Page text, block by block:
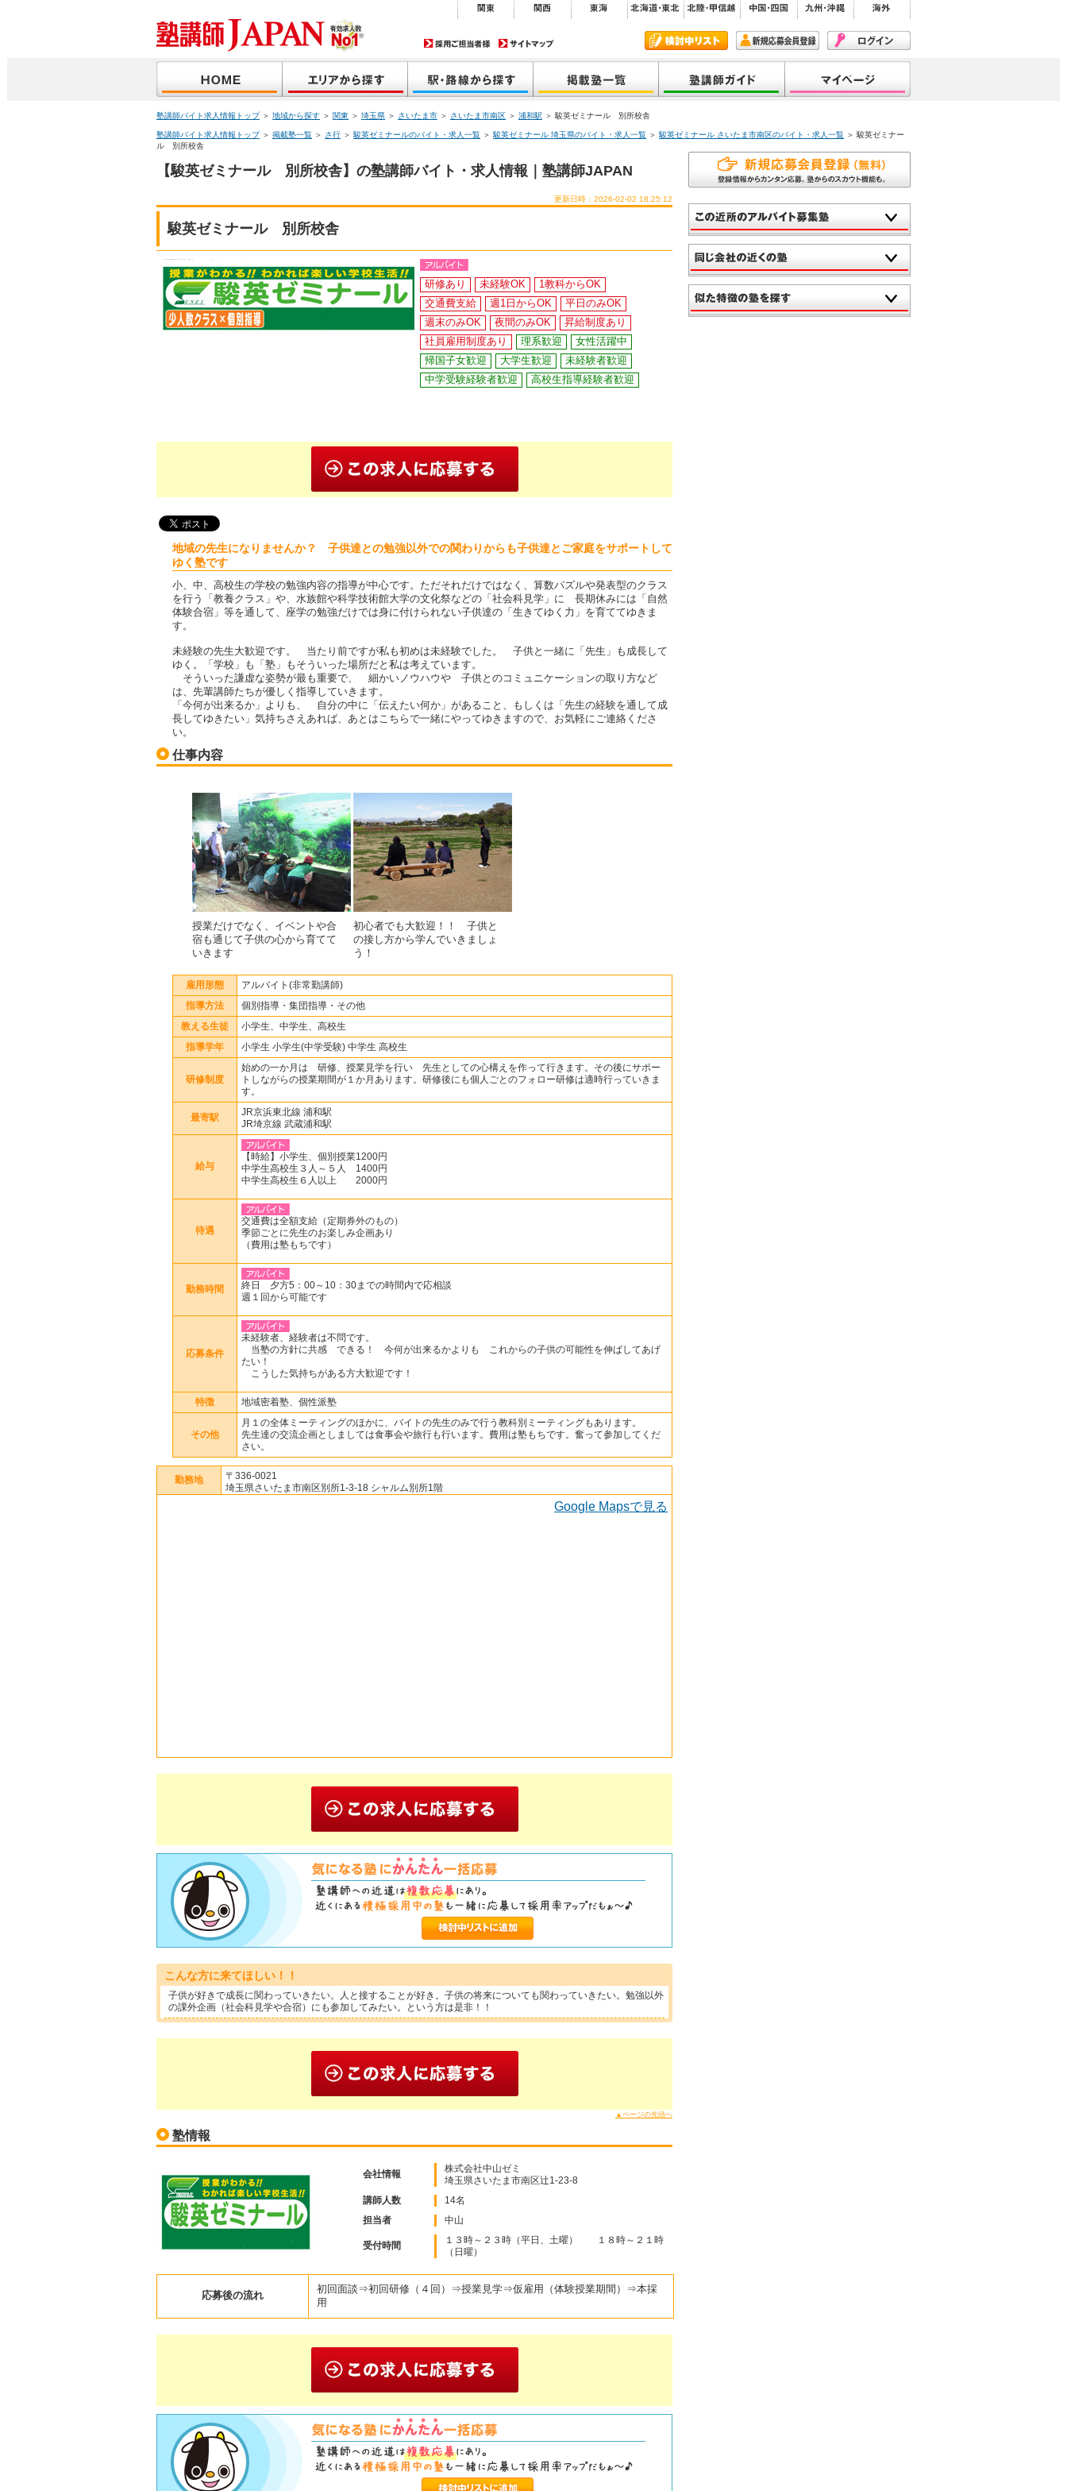
塾講師バイト求人情報トップ＞ 地域から探す ＞ 関東 ＞ 埼玉県 ＞ さいたま市 ＞ さいたま市南区 ＞ 浦和駅 ＞ 駿英ゼミナール 別所校舎
塾講師バイト求人情報トップ＞ 掲載塾一覧 ＞ さ行 ＞ 駿英ゼミナールのバイト・求人一覧 ＞ 駿英ゼミナール 埼玉県のバイト・求人一覧 ＞ 駿英ゼミナール さいたま市南区のバイト・求人一覧 ＞ 駿英ゼミナー
ル 別所校舎
【駿英ゼミナール 別所校舎】の塾講師バイト・求人情報｜塾講師JAPAN
更新日時：2026-02-02 18:25:12
駿英ゼミナール 別所校舎
研修あり 未経験OK
1教科からOK
交通費支給
週1日からOK
平日のみOK
週末のみOK
夜間のみOK
昇給制度あり
社員雇用制度あり
理系歓迎
女性活躍中
帰国子女歓迎
大学生歓迎
未経験者歓迎
中学受験経験者歓迎
高校生指導経験者歓迎
地域の先生になりませんか？ 子供達との勉強以外での関わりからも子供達とご家庭をサポートして
ゆく塾です
小、中、高校生の学校の勉強内容の指導が中心です。ただそれだけではなく、算数パズルや発表型のクラス
を行う「教養クラス」や、水族館や科学技術館大学の文化祭などの「社会科見学」に 長期休みには「自然
体験合宿」等を通して、座学の勉強だけでは身に付けられない子供達の「生きてゆく力」を育ててゆきま
す。
未経験の先生大歓迎です。 当たり前ですが私も初めは未経験でした。 子供と一緒に「先生」も成長して
ゆく。「学校」も「塾」もそういった場所だと私は考えています。
そういった謙虚な姿勢が最も重要で、 細かいノウハウや 子供とのコミュニケーションの取り方など
は、先輩講師たちが優しく指導していきます。
「今何が出来るか」よりも、 自分の中に「伝えたい何か」があること、もしくは「先生の経験を通して成
長してゆきたい」気持ちさえあれば、あとはこちらで一緒にやってゆきますので、お気軽にご連絡くださ
い。
仕事内容
授業だけでなく、イベントや合
宿も通じて子供の心から育てて
いきます
初心者でも大歓迎！！ 子供と
の接し方から学んでいきましょ
う！
雇用形態 アルバイト(非常勤講師)
指導方法 個別指導・集団指導・その他
教える生徒 小学生、中学生、高校生
指導学年 小学生 小学生(中学受験) 中学生 高校生
研修制度
始めの一か月は 研修、授業見学を行い 先生としての心構えを作って行きます。その後にサポー
トしながらの授業期間が１か月あります。研修後にも個人ごとのフォロー研修は適時行っていきま
す。
最寄駅
JR京浜東北線 浦和駅
JR埼京線 武蔵浦和駅
給与
【時給】小学生、個別授業1200円
中学生高校生３人～５人 1400円
中学生高校生６人以上 2000円
待遇
交通費は全額支給（定期券外のもの）
季節ごとに先生のお楽しみ企画あり
（費用は塾もちです）
勤務時間
終日 夕方5：00～10：30までの時間内で応相談
週１回から可能です
応募条件
未経験者、経験者は不問です。
当塾の方針に共感 できる！ 今何が出来るかよりも これからの子供の可能性を伸ばしてあげ
たい！
こうした気持ちがある方大歓迎です！
特徴 地域密着塾、個性派塾
その他
月１の全体ミーティングのほかに、バイトの先生のみで行う教科別ミーティングもあります。
先生達の交流企画としましては食事会や旅行も行います。費用は塾もちです。奮って参加してくだ
さい。
勤務地
〒336-0021
埼玉県さいたま市南区別所1-3-18 シャルム別所1階
Google Mapsで見る
こんな方に来てほしい！！
子供が好きで成長に関わっていきたい。人と接することが好き。子供の将来についても関わっていきたい。勉強以外
の課外企画（社会科見学や合宿）にも参加してみたい。という方は是非！！
▲ページの先頭へ
塾情報
会社情報
株式会社中山ゼミ
埼玉県さいたま市南区辻1-23-8
講師人数 14名
担当者 中山
受付時間
１３時～２３時（平日、土曜） １８時～２１時
（日曜）
応募後の流れ
初回面談⇒初回研修（４回）⇒授業見学⇒仮雇用（体験授業期間）⇒本採
用